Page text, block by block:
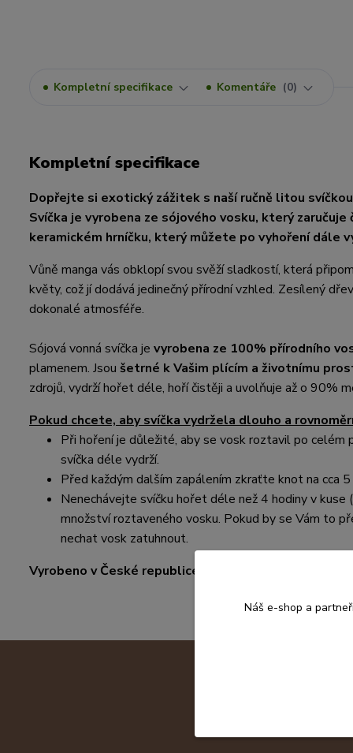
Kompletní specifikace Komentáře 0
Kompletní specifikace
Dopřejte si exotický zážitek s naší ručně litou
Svíčka je vyrobena ze sójového vosku, který
keramickém hrníčku, který můžete po vyhoření dále
Vůně manga vás obklopí svou svěží sladkostí, která
květy, což jí dodává jedinečný přírodní vzhled. Zesílený
dokonalé atmosféře.
Sójová vonná svíčka je vyrobena ze 100% přírodního
plamenem. Jsou šetrné k Vašim plícím a životnímu
zdrojů, vydrží hořet déle, hoří čistěji a uvolňuje až o 90%
Pokud chcete, aby svíčka vydržela dlouho a
Při hoření je důležité, aby se vosk roztavil po celém
svíčka déle vydrží.
Před každým dalším zapálením zkraťte knot na cca
Nenechávejte svíčku hořet déle než 4 hodiny v
množství roztaveného vosku. Pokud by se Vám to
nechat vosk zatuhnout.
Vyrobeno v České republice.
Náš e-shop a